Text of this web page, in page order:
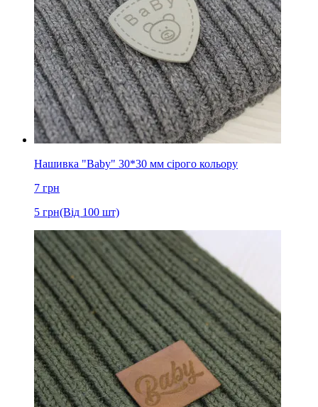
Нашивка "Baby" 30*30 мм сірого кольору
7 грн
5 грн(Від 100 шт)